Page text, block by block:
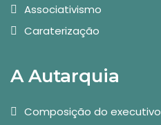
Associativismo
Caraterização
A Autarquia
Composição do executivo